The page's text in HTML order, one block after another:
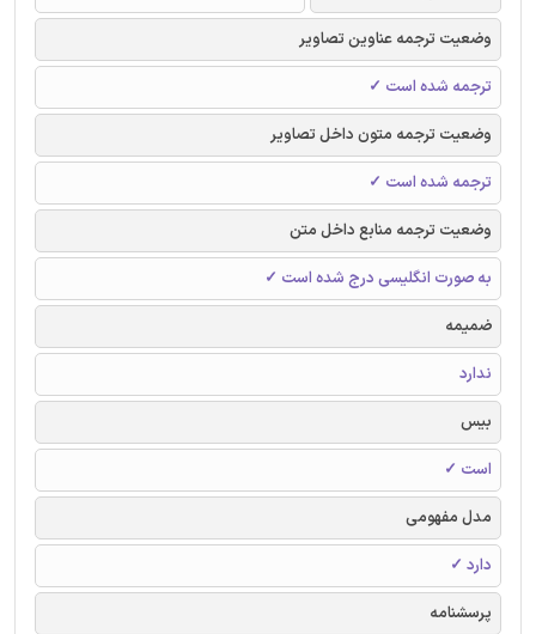
وضعیت ترجمه عناوین تصاویر
ترجمه شده است ✓
وضعیت ترجمه متون داخل تصاویر
ترجمه شده است ✓
وضعیت ترجمه منابع داخل متن
به صورت انگلیسی درج شده است ✓
ضمیمه
ندارد
بیس
است ✓
مدل مفهومی
دارد ✓
پرسشنامه